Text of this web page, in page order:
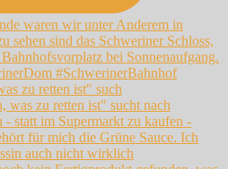
zu retten ist" such